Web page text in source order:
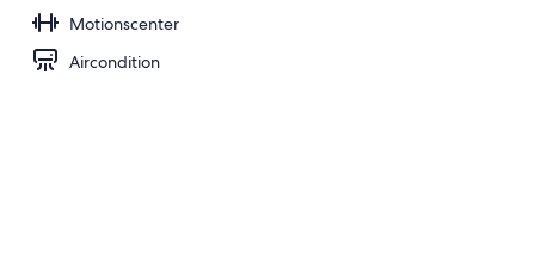
Motionscenter
Aircondition